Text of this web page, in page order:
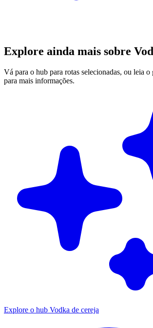
Explore ainda mais sobre
Vá para o hub para rotas selecionadas, ou leia
para mais informações.
Explore o hub Vodka de cereja